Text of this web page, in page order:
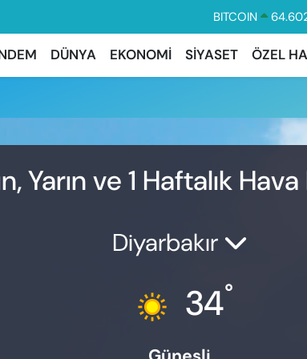
BITCOIN
DOLAR
EURO
GRAM ALTIN
DÜNYA EKONOMİ SİYASET ÖZEL
Yarın ve 1 Haftalık
Diyarbakır
34°